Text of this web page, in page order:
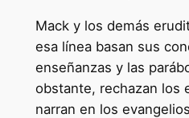
Mack y los demás
esa línea basan sus
enseñanzas y las
obstante, rechazan los
narran en los